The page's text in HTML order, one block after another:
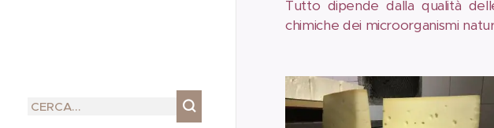
Tutto dipende dalla qualità
chimiche dei microorganismi